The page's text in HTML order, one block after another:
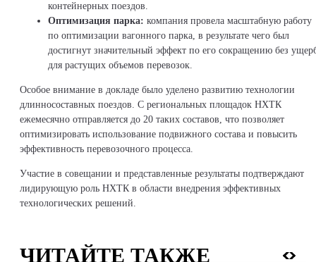
контейнерных поездов.
Оптимизация парка: компания провела масштабную работу
по оптимизации вагонного парка, в результате чего был
достигнут значительный эффект по его сокращению без
для растущих объемов перевозок.
Особое внимание в докладе было уделено развитию технологии
длинносоставных поездов. С региональных площадок НХТК
ежемесячно отправляется до 20 таких составов, что позволяет
оптимизировать использование подвижного состава и повысить
эффективность перевозочного процесса.
Участие в совещании и представленные результаты подтверждают
лидирующую роль НХТК в области внедрения эффективных
технологических решений.
ЧИТАЙТЕ ТАКЖЕ